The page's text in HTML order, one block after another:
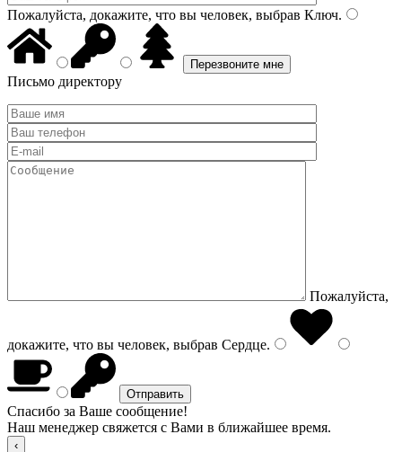
Пожалуйста, докажите, что вы человек, выбрав Ключ.
Письмо директору
Пожалуйста,
докажите, что вы человек, выбрав Сердце.
Спасибо за Ваше сообщение!
Наш менеджер свяжется с Вами в ближайшее время.